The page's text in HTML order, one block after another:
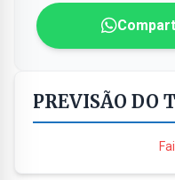
PREVISÃO DO